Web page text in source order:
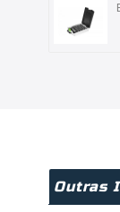
Outras